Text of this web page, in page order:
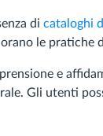
di cataloghi
le pratiche
e
Gli utenti